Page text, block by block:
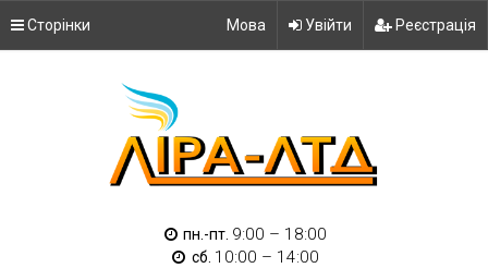
Сторінки Мова Увійти Реєстрація
пн.-пт. 9:00 – 18:00
сб. 10:00 – 14:00